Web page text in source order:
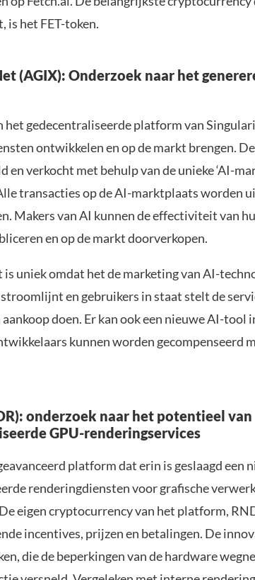
is het FET-token.
(AGIX): Onderzoek naar het
het gedecentraliseerde platform van
ontwikkelen en op de markt brengen.
en verkocht met behulp van de unieke ‘AI-
transacties op de AI-marktplaats worden
Makers van AI kunnen de effectiviteit van
en op de markt doorverkopen.
uniek omdat het de marketing van AI-
en gebruikers in staat stelt de
doen. Er kan ook een nieuwe AI-tool
kunnen worden gecompenseerd
onderzoek naar het potentieel van
GPU-renderingservices
platform dat erin is geslaagd een
renderingdiensten voor grafische
eigen cryptocurrency van het platform,
incentives, prijzen en betalingen. De
die de beperkingen van de hardware